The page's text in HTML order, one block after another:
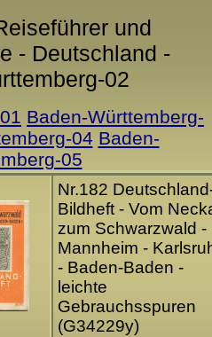
und
- Deutschland -
02
Baden-Württemberg-
04 Baden-
05
Nr.182
Bildheft - Vom
zum Schwarzwald -
Mannheim -
- Baden-Baden -
leichte
Gebrauchsspuren
(G34229y)